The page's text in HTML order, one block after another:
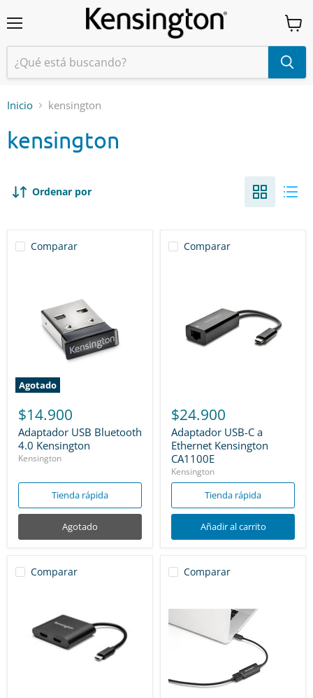
Ver
Inicio kensington
kensington
Ordenar por
Comparar
Agotado
$14.900
Adaptador USB Bluetooth
4.0 Kensington
Kensington
Tienda rápida
Agotado
Comparar
$24.900
Adaptador USB-C a
Ethernet Kensington
CA1100E
Kensington
Tienda rápida
Añadir al carrito
Comparar Comparar